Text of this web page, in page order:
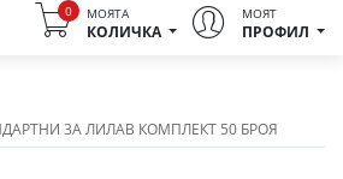
0 МОЯТА
КОЛИЧКА
МОЯТ
ПРОФИЛ
3А ЛИЛАВ КОМПЛЕКТ 50 БРОЯ